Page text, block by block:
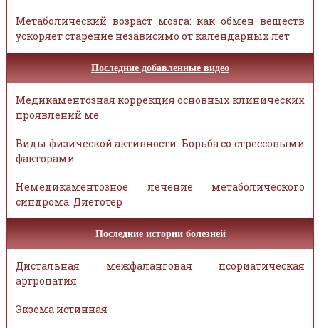
Метаболический возраст мозга: как обмен веществ
ускоряет старение независимо от календарных лет
Последние добавленные видео
Медикаментозная коррекция основных клинических
проявлений ме
Виды физической активности. Борьба со стрессовыми
факторами.
Немедикаментозное лечение метаболического
синдрома. Диетотер
Последние истории болезней
Дистальная межфаланговая псориатическая
артропатия
Экзема истинная